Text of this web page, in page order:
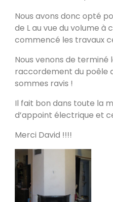
Poêle de
Heusy
Poêle de
Oxalibre S
Portet 64330
Modèle M
La Table 73110
Nous avons donc opté
de L au vue du volume à
commencé les travaux
Nous venons de terminé
raccordement du poêle
sommes ravis !
Il fait bon dans toute la
d’appoint électrique et
Merci David !!!!